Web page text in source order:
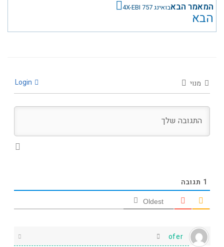
המאמר הבאבואינג 4X-EBI 757
הבא
מנוי
1 תגובה
Oldest
ofer